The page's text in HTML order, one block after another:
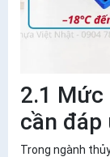
2.1
cần đáp
Trong ngành